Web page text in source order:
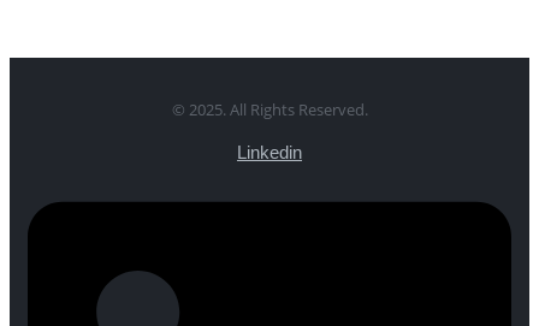
© 2025. All Rights Reserved.
Linkedin